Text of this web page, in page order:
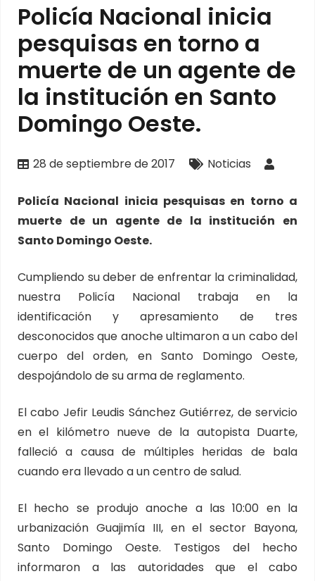
Policía Nacional inicia
pesquisas en torno a
muerte de un agente de
la institución en Santo
Domingo Oeste.
28 de septiembre de 2017 Noticias
Policía Nacional inicia pesquisas en torno a
muerte de un agente de la institución en
Santo Domingo Oeste.
Cumpliendo su deber de enfrentar la criminalidad,
nuestra Policía Nacional trabaja en la
identificación y apresamiento de tres
desconocidos que anoche ultimaron a un cabo del
cuerpo del orden, en Santo Domingo Oeste,
despojándolo de su arma de reglamento.
El cabo Jefir Leudis Sánchez Gutiérrez, de servicio
en el kilómetro nueve de la autopista Duarte,
falleció a causa de múltiples heridas de bala
cuando era llevado a un centro de salud.
El hecho se produjo anoche a las 10:00 en la
urbanización Guajimía III, en el sector Bayona,
Santo Domingo Oeste. Testigos del hecho
informaron a las autoridades que el cabo